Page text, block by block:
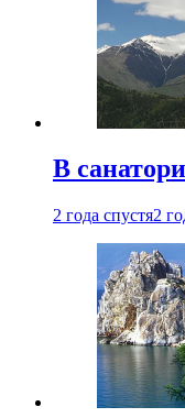
В
2 года спустя2